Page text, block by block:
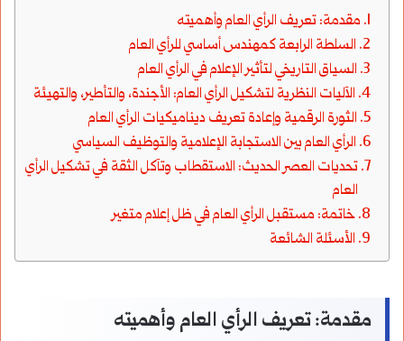
مقدمة: تعريف الرأي العام وأهميته
السلطة الرابعة كمهندس أساسي للرأي العام
السياق التاريخي لتأثير الإعلام في الرأي العام
الآليات النظرية لتشكيل الرأي العام: الأجندة، والتأطير، والتهيئة
الثورة الرقمية وإعادة تعريف ديناميكيات الرأي العام
الرأي العام بين الاستجابة الإعلامية والتوظيف السياسي
تحديات العصر الحديث: الاستقطاب وتآكل الثقة في تشكيل الرأي
العام
خاتمة: مستقبل الرأي العام في ظل إعلام متغير
الأسئلة الشائعة
مقدمة: تعريف الرأي العام وأهميته